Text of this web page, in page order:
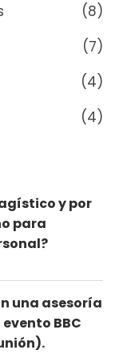
(8)
(7)
(4)
(4)
y por
para
una asesoría
BBC